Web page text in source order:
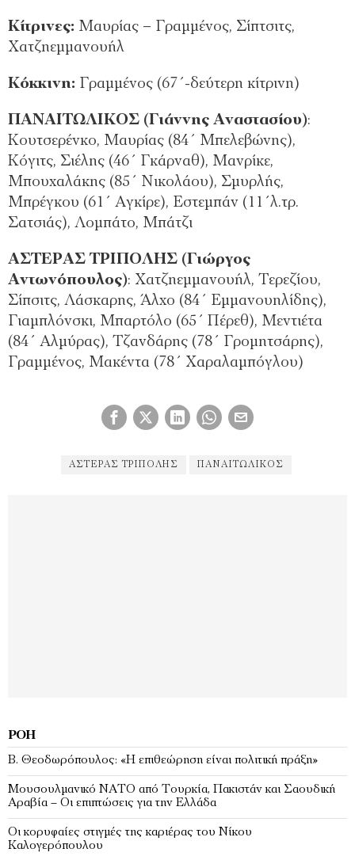
Κίτρινες: Μαυρίας – Γραμμένος, Σίπτσιτς,
Χατζηεμμανουήλ
Κόκκινη: Γραμμένος (67΄-δεύτερη κίτρινη)
ΠΑΝΑΙΤΩΛΙΚΟΣ (Γιάννης Αναστασίου):
Κουτσερένκο, Μαυρίας (84΄ Μπελεβώνης),
Κόγιτς, Σιέλης (46΄ Γκάρναθ), Μανρίκε,
Μπουχαλάκης (85΄ Νικολάου), Σμυρλής,
Μπρέγκου (61΄ Αγκίρε), Εστεμπάν (11΄λ.τρ.
Σατσιάς), Λομπάτο, Μπάτζι
ΑΣΤΕΡΑΣ ΤΡΙΠΟΛΗΣ (Γιώργος
Αντωνόπουλος): Χατζηεμμανουήλ, Τερεζίου,
Σίπσιτς, Λάσκαρης, Άλχο (84΄ Εμμανουηλίδης),
Γιαμπλόνσκι, Μπαρτόλο (65΄ Πέρεθ), Μεντιέτα
(84΄ Αλμύρας), Τζανδάρης (78΄ Γρομητσάρης),
Γραμμένος, Μακέντα (78΄ Χαραλαμπόγλου)
ΑΣΤΈΡΑΣ ΤΡΊΠΟΛΗΣ ΠΑΝΑΙΤΩΛΙΚΌΣ
ΡΟΉ
Β. Θεοδωρόπουλος: «Η επιθεώρηση είναι πολιτική πράξη»
Μουσουλμανικό ΝΑΤΟ από Τουρκία, Πακιστάν και Σαουδική
Αραβία – Οι επιπτώσεις για την Ελλάδα
Οι κορυφαίες στιγμές της καριέρας του Νίκου
Καλογερόπουλου